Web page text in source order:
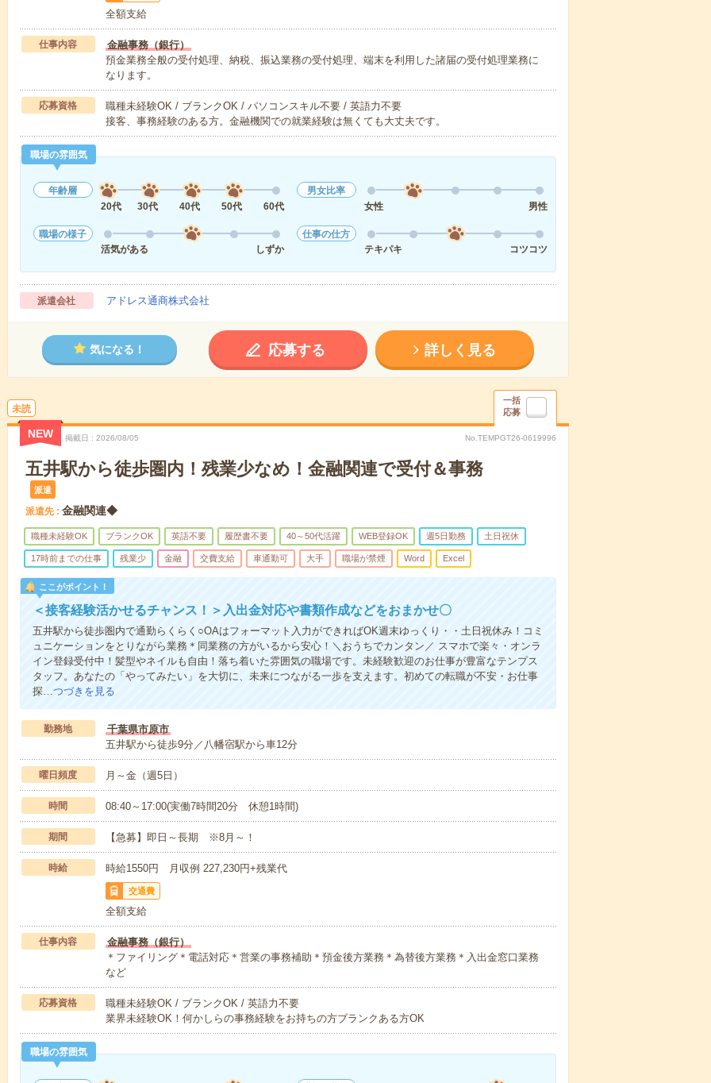
全額支給
仕事内容
金融事務（銀行）
預金業務全般の受付処理、納税、振込業務の受付処理、端末を利用した諸届の受付処理業務に
なります。
応募資格
職種未経験OK / ブランクOK / パソコンスキル不要 / 英語力不要
接客、事務経験のある方。金融機関での就業経験は無くても大丈夫です。
職場の雰囲気
年齢層
20代
30代 40代 50代 60代
男女比率
女性
男性
職場の様子
活気がある
しずか
仕事の仕方
テキパキ
コツコツ
派遣会社 アドレス通商株式会社
気になる！ 応募する 詳しく見る
未読
一括
応募
NEW 掲載日 2026/08/05 No.TEMPGT26-0619996
五井駅から徒歩圏内！残業少なめ！金融関連で受付＆事務
派遣
派遣先 金融関連◆
職種未経験OK ブランクOK 英語不要 履歴書不要 40～50代活躍 WEB登録OK 週5日勤務 土日祝休
17時前までの仕事 残業少 金融 交費支給 車通勤可 大手 職場が禁煙 Word Excel
ここがポイント！
＜接客経験活かせるチャンス！＞入出金対応や書類作成などをおまかせ〇
五井駅から徒歩圏内で通勤らくらく○OAはフォーマット入力ができればOK週末ゆっくり・・土日祝休み！コミ
ュニケーションをとりながら業務＊同業務の方がいるから安心！＼おうちでカンタン／ スマホで楽々・オンラ
イン登録受付中！髪型やネイルも自由！落ち着いた雰囲気の職場です。未経験歓迎のお仕事が豊富なテンプス
タッフ。あなたの「やってみたい」を大切に、未来につながる一歩を支えます。初めての転職が不安・お仕事
探…つづきを見る
勤務地
千葉県市原市
五井駅から徒歩9分／八幡宿駅から車12分
曜日頻度 月～金（週5日）
時間 08:40～17:00(実働7時間20分 休憩1時間)
期間 【急募】即日～長期 ※8月～！
時給 時給1550円 月収例 227,230円+残業代
交通費
全額支給
仕事内容
金融事務（銀行）
＊ファイリング＊電話対応＊営業の事務補助＊預金後方業務＊為替後方業務＊入出金窓口業務
など
応募資格
職種未経験OK / ブランクOK / 英語力不要
業界未経験OK！何かしらの事務経験をお持ちの方ブランクある方OK
職場の雰囲気